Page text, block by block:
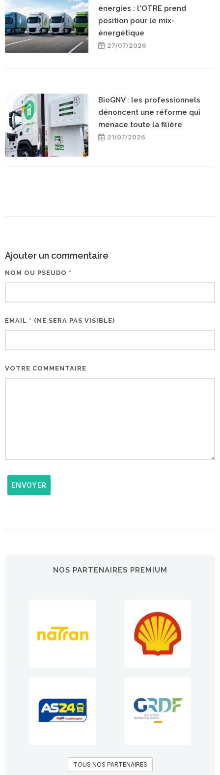
énergies : l'OTRE prend
position pour le mix-
énergétique
27/07/2026
BioGNV : les professionnels
dénoncent une réforme qui
menace toute la filière
21/07/2026
Ajouter un commentaire
NOM OU PSEUDO *
EMAIL * (NE SERA PAS VISIBLE)
VOTRE COMMENTAIRE
ENVOYER
NOS PARTENAIRES PREMIUM
TOUS NOS PARTENAIRES